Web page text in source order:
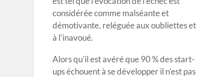
considérée comme malséante et
démotivante, reléguée aux oubliettes et
à l’inavoué.
Alors qu’il est avéré que 90 % des start-
ups échouent à se développer il n’est pas